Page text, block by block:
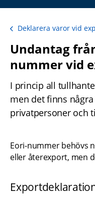
Deklarera varor vid
Undantag
nummer vid
I princip all
men det finns
privatpersoner och
Eori-nummer behövs
eller återexport, men